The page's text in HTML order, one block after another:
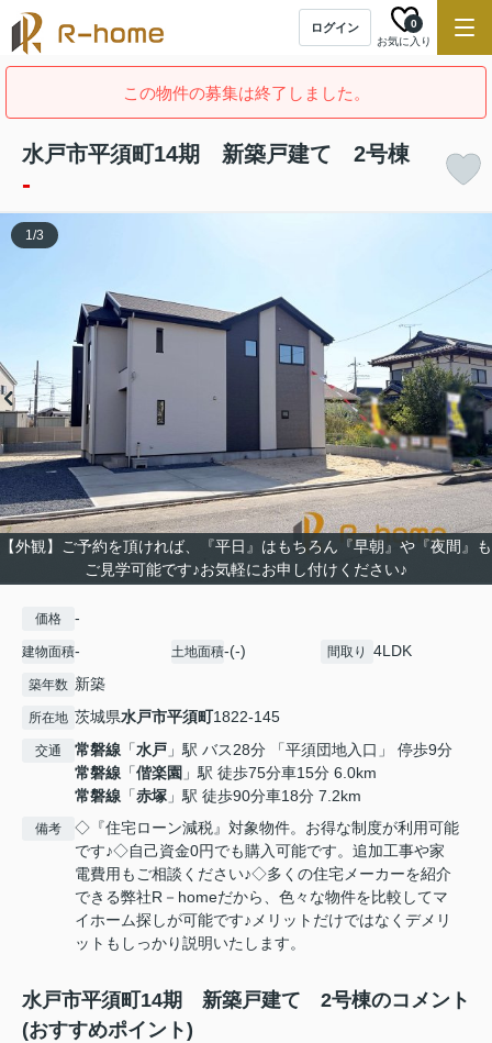
ログイン
お気に入り
0
この物件の募集は終了しました。
水戸市平須町14期 新築戸建て 2号棟
-
【外観】ご予約を頂ければ、『平日』はもちろん『早朝』や『夜間』も
ご見学可能です♪お気軽にお申し付けください♪
1/3
価格 -
建物面積- 土地面積-(-) 間取り 4LDK
築年数 新築
所在地 茨城県水戸市平須町1822-145
交通 常磐線 「水戸 」駅 バス28分 「平須団地入口」 停歩9分
常磐線 「偕楽園 」駅 徒歩75分車15分 6.0km
常磐線 「赤塚 」駅 徒歩90分車18分 7.2km
備考
◇『住宅ローン減税』対象物件。お得な制度が利用可能
です♪◇自己資金0円でも購入可能です。追加工事や家
電費用もご相談ください♪◇多くの住宅メーカーを紹介
できる弊社R－homeだから、色々な物件を比較してマ
イホーム探しが可能です♪メリットだけではなくデメリ
ットもしっかり説明いたします。
水戸市平須町14期 新築戸建て 2号棟のコメント
(おすすめポイント)